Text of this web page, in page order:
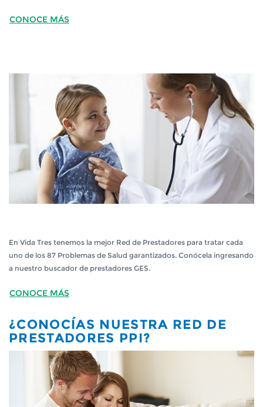
CONOCE MÁS
En Vida Tres tenemos la mejor Red de Prestadores para tratar cada
uno de los 87 Problemas de Salud garantizados. Conócela ingresando
a nuestro buscador de prestadores GES.
CONOCE MÁS
¿CONOCÍAS NUESTRA RED DE
PRESTADORES PPI?